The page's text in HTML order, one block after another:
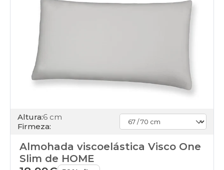
Altura:6 cm
Firmeza:
Almohada viscoelástica Visco One
Slim de HOME